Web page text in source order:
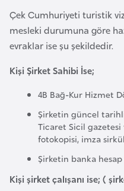
Çek Cumhuriyeti turistik
mesleki durumuna göre
evraklar ise şu şekildedir.
Kişi Şirket Sahibi İse;
4B Bağ-Kur Hizmet
Şirketin güncel
Ticaret Sicil gazetesi
fotokopisi, imza
Şirketin banka
Kişi şirket çalışanı ise; (
s
t
a
a